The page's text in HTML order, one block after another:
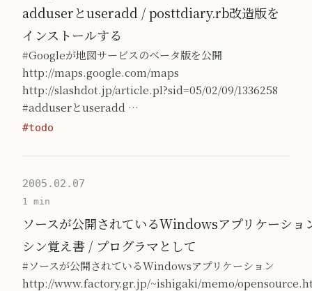
adduserとuseradd / posttdiary.rb改造版を
インストールする
#Googleが地図サービスのベータ版を公開
http://maps.google.com/maps
http://slashdot.jp/article.pl?sid=05/02/09/1336258
#adduserとuseradd …
#todo
2005.02.07
1 min
ソースが公開されているWindowsアプリケーショ
シン覚え書 / プログラマとして
#ソースが公開されているWindowsアプリケーション
http://www.factory.gr.jp/~ishigaki/memo/